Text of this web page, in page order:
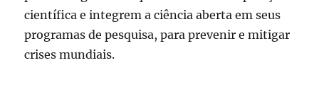
científica e integrem a ciência aberta em seus
programas de pesquisa, para prevenir e mitigar
crises mundiais.